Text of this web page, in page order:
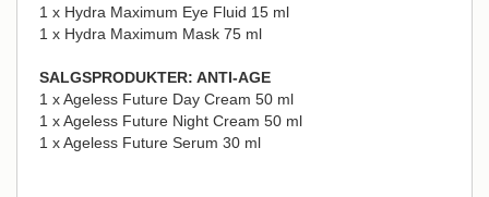
1 x Hydra Maximum Eye Fluid 15 ml
1 x Hydra Maximum Mask 75 ml
SALGSPRODUKTER: ANTI-AGE
1 x Ageless Future Day Cream 50 ml
1 x Ageless Future Night Cream 50 ml
1 x Ageless Future Serum 30 ml